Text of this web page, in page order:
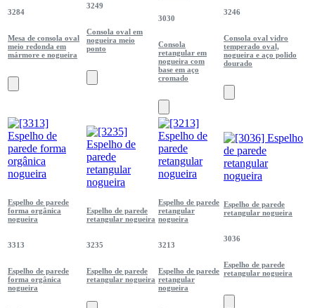
3284
Mesa de consola oval
meio redonda em
mármore e nogueira
3249
Consola oval em
nogueira meio
ponto
3030
Consola
retangular em
nogueira com
base em aço
cromado
3246
Consola oval vidro
temperado oval,
nogueira e aço polido
dourado
Espelho de parede
forma orgânica
nogueira
3313
Espelho de parede
forma orgânica
nogueira
Espelho de parede
retangular nogueira
3235
Espelho de parede
retangular nogueira
Espelho de parede
retangular
nogueira
3213
Espelho de parede
retangular
nogueira
Espelho de parede
retangular nogueira
3036
Espelho de parede
retangular nogueira